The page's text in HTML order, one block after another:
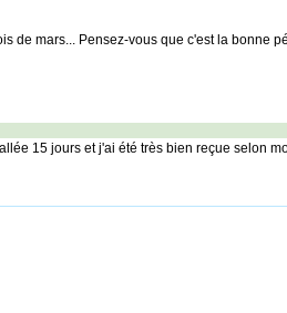
de mars... Pensez-vous que c'est la bonne
15 jours et j'ai été très bien reçue selon